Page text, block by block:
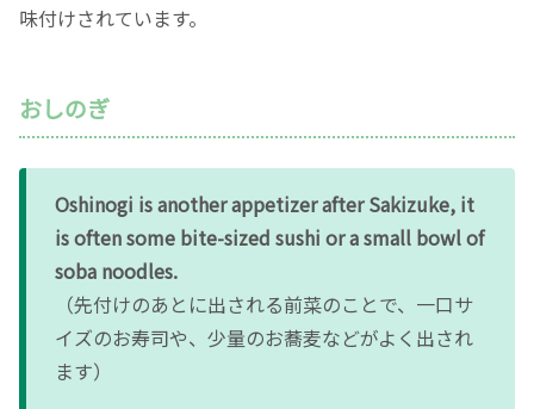
味付けされています。
おしのぎ
Oshinogi is another appetizer after Sakizuke, it
is often some bite-sized sushi or a small bowl of
soba noodles.
（先付けのあとに出される前菜のことで、一口サ
イズのお寿司や、少量のお蕎麦などがよく出され
ます）